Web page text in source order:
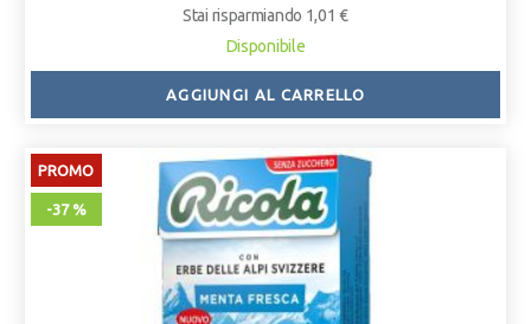
Stai risparmiando 1,01 €
Disponibile
AGGIUNGI AL CARRELLO
PROMO
-37 %